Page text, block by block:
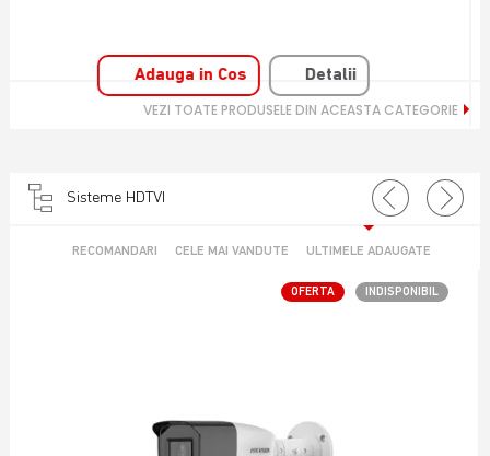
Adauga in Cos Detalii
VEZI TOATE PRODUSELE DIN ACEASTA CATEGORIE
Sisteme HDTVI
RECOMANDARI CELE MAI VANDUTE ULTIMELE ADAUGATE
INDISPONIBIL
OFERTA